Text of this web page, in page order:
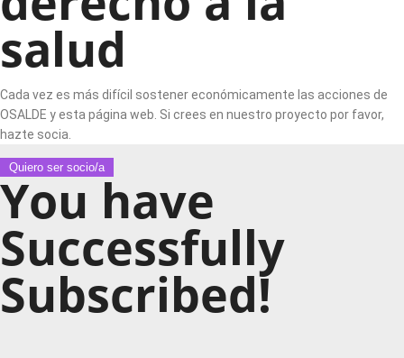
salud
Cada vez es más difícil sostener económicamente las acciones de
OSALDE y esta página web. Si crees en nuestro proyecto por favor,
hazte socia.
Quiero ser socio/a
You have
Successfully
Subscribed!